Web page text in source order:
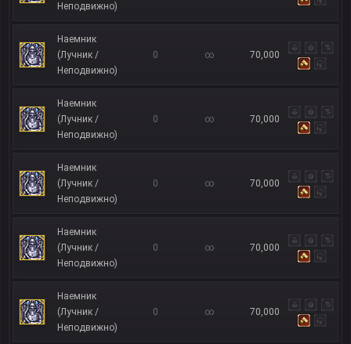
Неподвижно)
Наемник
(Лучник /
Неподвижно)
0 ∞ 70,000
Наемник
(Лучник /
Неподвижно)
0 ∞ 70,000
Наемник
(Лучник /
Неподвижно)
0 ∞ 70,000
Наемник
(Лучник /
Неподвижно)
0 ∞ 70,000
Наемник
(Лучник /
Неподвижно)
0 ∞ 70,000